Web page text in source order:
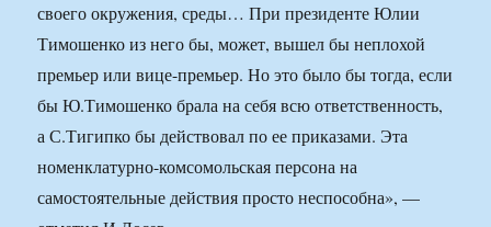
своего окружения, среды… При президенте Юлии
Тимошенко из него бы, может, вышел бы неплохой
премьер или вице-премьер. Но это было бы тогда, если
бы Ю.Тимошенко брала на себя всю ответственность,
а С.Тигипко бы действовал по ее приказами. Эта
номенклатурно-комсомольская персона на
самостоятельные действия просто неспособна», —